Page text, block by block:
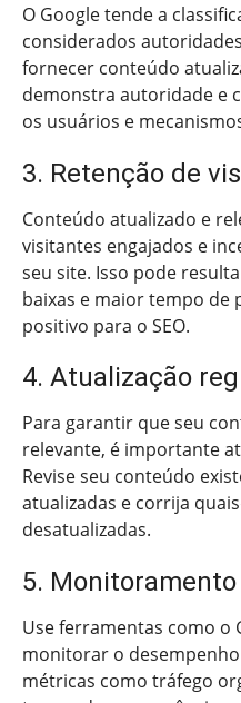
O Google tende a
considerados
fornecer conteúdo
demonstra autoridade e
os usuários e
3. Retenção de
Conteúdo atualizado e
visitantes engajados e
seu site. Isso pode
baixas e maior tempo de
positivo para o SEO.
4. Atualização
Para garantir que seu
relevante, é importante
Revise seu conteúdo
atualizadas e corrija
desatualizadas.
5.
Use ferramentas como o
monitorar o
métricas como tráfego